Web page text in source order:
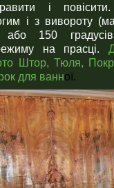
і
і з вивороту
або 150
на прасці.
Штор, Тюля,
для ванної.